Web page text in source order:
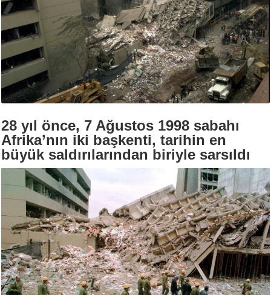
28 yıl önce, 7 Ağustos 1998 sabahı
Afrika’nın iki başkenti, tarihin en
büyük saldırılarından biriyle sarsıldı